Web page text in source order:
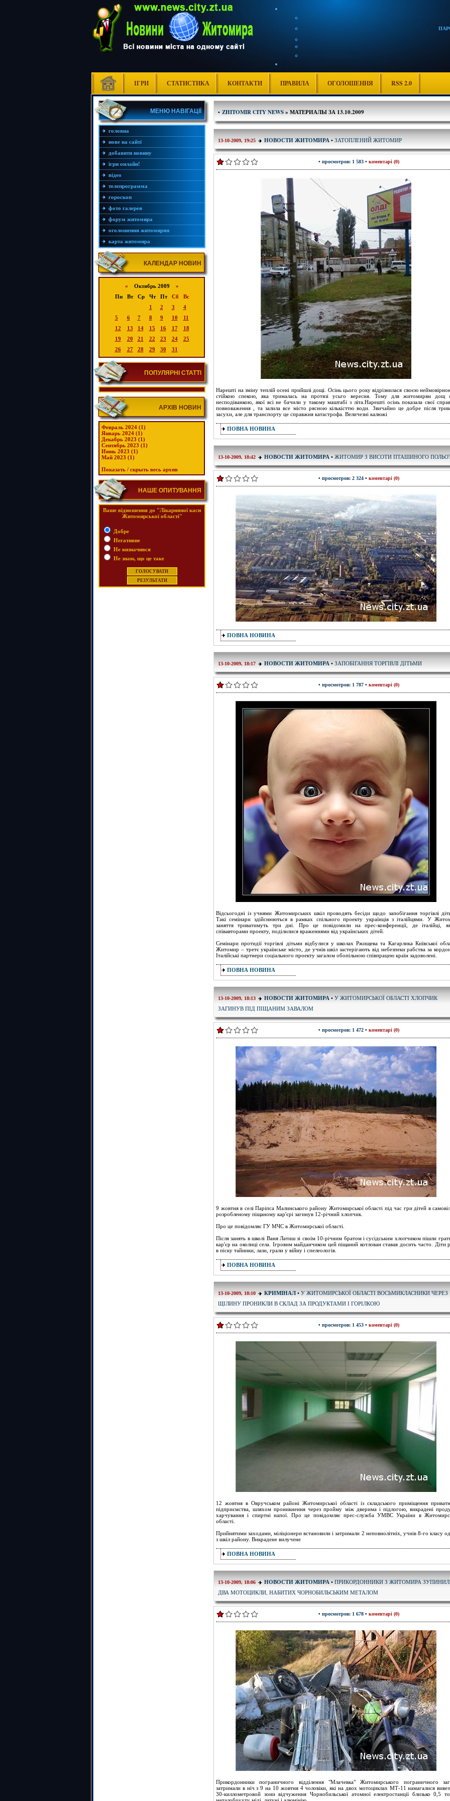
ІГРИ СТАТИСТИКА КОНТАКТИ ПРАВИЛА ОГОЛОШЕННЯ RSS 2.0
МЕНЮ НАВІГАЦІЇ
головна
нове на сайті
добавити новину
ігри онлайн!
відео
телепрограмма
гороскоп
фото галерея
форум житомира
оголошення житомирян
карта житомира
КАЛЕНДАР НОВИН
« Октябрь 2009 »
Пн
Вт Ср Чт Пт Сб
Вс
1
2 3
4
5
6 7 8 9 10
11
12
13 14 15 16 17
18
19
20 21 22 23 24
25
26
27 28 29 30 31
ПОПУЛЯРНІ СТАТТІ
АРХІВ НОВИН
Февраль 2024 (1)
Январь 2024 (1)
Декабрь 2023 (1)
Сентябрь 2023 (1)
Июнь 2023 (1)
Май 2023 (1)
Показать / скрыть весь архив
НАШЕ ОПИТУВАННЯ
Ваше відношення до "Лікарняної каси
Житомирської області"
Добре
Негативне
Не визначився
Не знаю, що це таке
• ZHITOMIR CITY NEWS» МАТЕРИАЛЫ ЗА 13.10.2009
13-10-2009, 19:25 НОВОСТИ ЖИТОМИРА • ЗАТОПЛЕНИЙ ЖИТОМИР
• просмотров: 1 583 • коментарі (0)
Нарешті на зміну теплій осені прийшлі дощі. Осінь цього року відрізнилася своєю
стійкою спекою, яка трималась на протязі усьго вересня. Тому для житомирян дощ
несподіванкою, якої всі не бачили у такому маштабі з літа.Нарешті осінь показала свої
повноваження , та залила все місто рясною кількісттю води. Звичайно це добре після
засухи, але для транспорту це справжня катастрофа. Величезні калюжі
ПОВНА НОВИНА
13-10-2009, 18:42 НОВОСТИ ЖИТОМИРА • ЖИТОМИР З ВИСОТИ ПТАШИНОГО
• просмотров: 2 324 • коментарі (0)
ПОВНА НОВИНА
13-10-2009, 18:17 НОВОСТИ ЖИТОМИРА • ЗАПОБІГАННЯ ТОРГІВЛІ ДІТЬМИ
• просмотров: 1 787 • коментарі (0)
Відсьогодні із учнями Житомирських шкіл проводять бесіди щодо запобігання торгівлі
Такі семінари здійснюються в рамках спільного проекту українців з італійцями. У
заняття триватимуть три дні. Про це повідомили на прес-конференції, де італійці,
співавторами проекту, поділилися враженнями від українських дітей.
Семінари протидії торгівлі дітьми відбулися у школах Ржищева та Кагарлика Київської
Житомир – третє українське місто, де учнів шкіл застерігають від небезпеки рабства за
Італійські партнери соціального проекту загалом обопільною співпрацею країн задоволені.
ПОВНА НОВИНА
13-10-2009, 18:13 НОВОСТИ ЖИТОМИРА • У ЖИТОМИРСЬКОЇ ОБЛАСТІ ХЛОПЧИК
ЗАГИНУВ ПІД ПІЩАНИМ ЗАВАЛОМ
• просмотров: 1 472 • коментарі (0)
9 жовтня в селі Паріпса Малинського району Житомирської області під час гри дітей в
розробленому піщаному кар'єрі загинув 12-річний хлопчик.
Про це повідомляє ГУ МЧС в Житомирської області.
Після занять в школі Ваня Латиш зі своїм 10-річним братом і сусідським хлопчиком пішли
кар'єр на околиці села. Ігровим майданчиком цей піщаний котлован ставав досить часто. Діти
в піску тайники, лази, грали у війну і спелеологів.
ПОВНА НОВИНА
13-10-2009, 18:10 КРИМІНАЛ • У ЖИТОМИРСЬКОЇ ОБЛАСТІ ВОСЬМИКЛАСНИКИ ЧЕРЕЗ
ЩІЛИНУ ПРОНИКЛИ В СКЛАД ЗА ПРОДУКТАМИ І ГОРІЛКОЮ
• просмотров: 1 453 • коментарі (0)
12 жовтня в Овручськом районі Житомирської області із складського приміщення
підприємства, шляхом проникнення через пройму між дверима і підлогою, викрадені
харчування і спиртні напої. Про це повідомляє прес-служба УМВС України в
області.
Прийнятими заходами, міліціонери встановили і затримали 2 неповнолітніх, учнів 8-го класу
з шкіл району. Викрадене вилучене
ПОВНА НОВИНА
13-10-2009, 18:06 НОВОСТИ ЖИТОМИРА • ПРИКОРДОННИКИ З ЖИТОМИРА
ДВА МОТОЦИКЛИ, НАБИТИХ ЧОРНОБИЛЬСЬКИМ МЕТАЛОМ
• просмотров: 1 678 • коментарі (0)
Прикордонники пограничного відділення "Млачевка" Житомирського пограничного
затримали в ніч з 9 на 10 жовтня 4 чоловіки, які на двох мотоциклах МТ-11 намагалися
30-киллометровой зони відчуження Чорнобильської атомної електростанції близько 0,5